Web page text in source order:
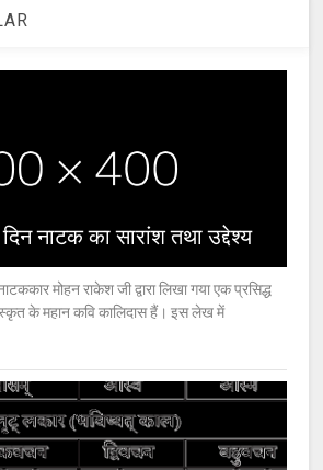
नाटक का सारांश तथा उद्देश्य
मोहन राकेश जी द्वारा लिखा गया एक प्रसिद्ध
के महान कवि कालिदास हैं। इस लेख में